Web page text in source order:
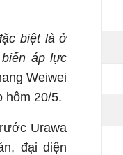
biệt là ở
áp lực
Weiwei
hôm 20/5.
Urawa
đại diện